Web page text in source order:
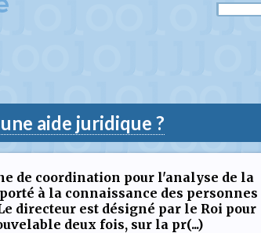
aide juridique ?
de coordination pour l'analyse de la
à la connaissance des personnes
directeur est désigné par le Roi pour
deux fois, sur la pr(...)